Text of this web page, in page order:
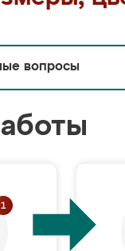
вопросы